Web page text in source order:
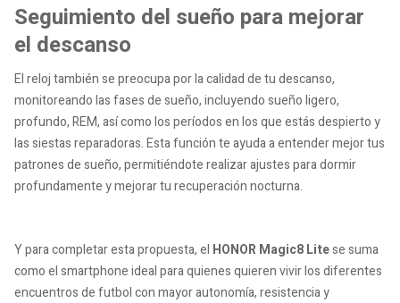
Seguimiento del sueño para mejorar
el descanso
El reloj también se preocupa por la calidad de tu descanso,
monitoreando las fases de sueño, incluyendo sueño ligero,
profundo, REM, así como los períodos en los que estás despierto y
las siestas reparadoras. Esta función te ayuda a entender mejor tus
patrones de sueño, permitiéndote realizar ajustes para dormir
profundamente y mejorar tu recuperación nocturna.
Y para completar esta propuesta, el HONOR Magic8 Litese suma
como el smartphone ideal para quienes quieren vivir los diferentes
encuentros de futbol con mayor autonomía, resistencia y